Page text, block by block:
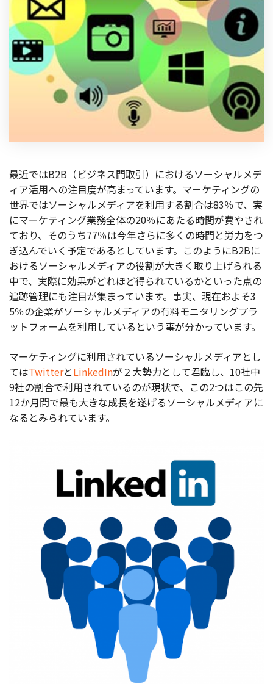
EC運用支援
継続的に結果を出し続けるECサイトへ
スクラッチ開発
ライセンス契約
内製化支援
お役立ち記事
03-6432-0346
電話受付：平日 10:00~17:00
お問い合わせ
最近ではB2B（ビジネス間取引）におけるソーシャルメデ
ィア活用への注目度が高まっています。マーケティングの
世界ではソーシャルメディアを利用する割合は83％で、実
にマーケティング業務全体の20％にあたる時間が費やされ
ており、そのうち77％は今年さらに多くの時間と労力をつ
ぎ込んでいく予定であるとしています。このようにB2Bに
おけるソーシャルメディアの役割が大きく取り上げられる
中で、実際に効果がどれほど得られているかといった点の
追跡管理にも注目が集まっています。事実、現在およそ3
5％の企業がソーシャルメディアの有料モニタリングプラ
ットフォームを利用しているという事が分かっています。
マーケティングに利用されているソーシャルメディアとし
てはTwitterとLinkedInが２大勢力として君臨し、10社中
9社の割合で利用されているのが現状で、この2つはこの先
12か月間で最も大きな成長を遂げるソーシャルメディアに
なるとみられています。